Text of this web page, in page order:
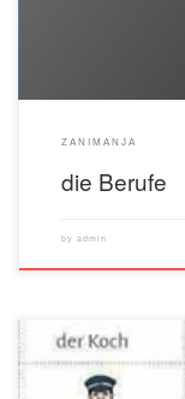
ZANIMANJA
die Berufe
by admin